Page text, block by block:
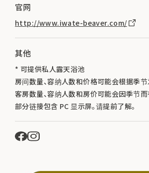
官网
http://www.iwate-beaver.com/
其他
* 可提供私人露天浴池
房间数量、容纳人数和价格可能会根据季节
客房数量、容纳人数和房价可能会因季节而
部分链接包含 PC 显示屏。请提前了解。